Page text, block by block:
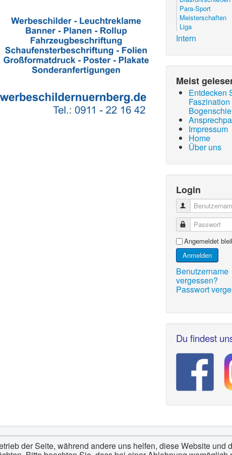
Para-Sport
Meisterschaften
Liga
Intern
Meist
Entdecken
Impressum
Home
Über uns
Login
Benutzername
Passwort
Angemeldet
Anmelden
Benutzername
vergessen?
Passwort
Du findest
der Seite, während andere uns helfen, diese Website und